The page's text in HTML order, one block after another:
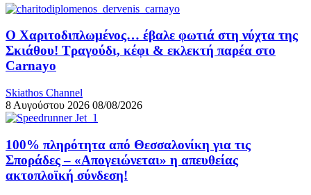
Ο Χαριτοδιπλωμένος… έβαλε φωτιά στη νύχτα της
Σκιάθου! Τραγούδι, κέφι & εκλεκτή παρέα στο
Carnayo
Skiathos Channel
8 Αυγούστου 2026 08/08/2026
100% πληρότητα από Θεσσαλονίκη για τις
Σποράδες – «Απογειώνεται» η απευθείας
ακτοπλοϊκή σύνδεση!